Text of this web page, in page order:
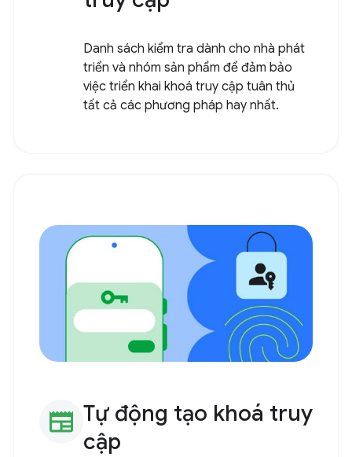
Danh sách kiểm tra dành cho nhà phát
triển và nhóm sản phẩm để đảm bảo
việc triển khai khoá truy cập tuân thủ
tất cả các phương pháp hay nhất.
newspaper Tự động tạo khoá truy
cập